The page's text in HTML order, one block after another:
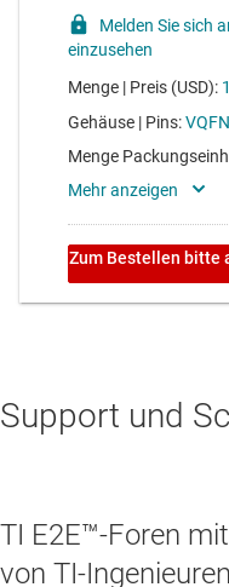
Support und
TI E2E™-Foren
von TI-Ingenieuren